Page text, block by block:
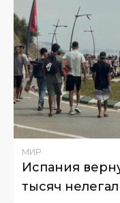
МИР
Испания
тысяч